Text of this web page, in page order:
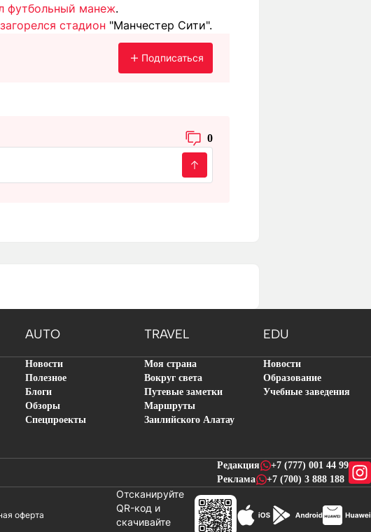
футбольный манеж.
загорелся стадион "Манчестер Сити".
Подписаться
0
AUTO TRAVEL EDU
Новости
Полезное
Блоги
Обзоры
Спецпроекты
Моя страна
Вокруг света
Путевые заметки
Маршруты
Заилийского Алатау
Новости
Образование
Учебные заведения
Редакция
+7 (777) 001 44 99
Реклама
+7 (700) 3 888 188
оферта
Отсканируйте
QR-код и
скачивайте